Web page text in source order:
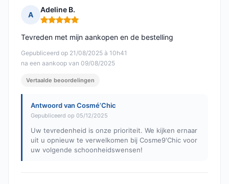
A
Adeline B.
Opmerking: 5 van 5
Gepubliceerd op 21/08/2025 à 10h41
na een aankoop van 09/08/2025
Tevreden met mijn aankopen en de bestelling
Vertaalde beoordelingen
Antwoord van Cosmé’Chic
Gepubliceerd op 05/12/2025
Uw tevredenheid is onze prioriteit. We kijken ernaar
uit u opnieuw te verwelkomen bij Cosme9'Chic voor
uw volgende schoonheidswensen!